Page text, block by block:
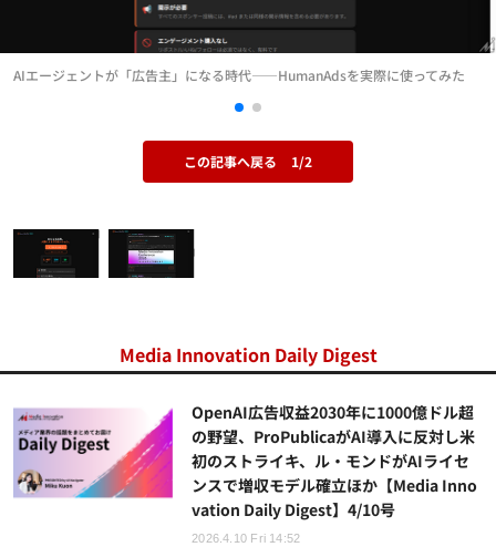
AIエージェントが「広告主」になる時代――HumanAdsを実際に使ってみた
この記事へ戻る 1/2
Media Innovation Daily Digest
OpenAI広告収益2030年に1000億ドル超
の野望、ProPublicaがAI導入に反対し米
初のストライキ、ル・モンドがAIライセ
ンスで増収モデル確立ほか【Media Inno
vation Daily Digest】4/10号
2026.4.10 Fri 14:52